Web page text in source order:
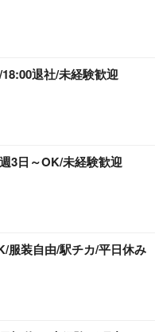
退社/未経験歓迎
3日～OK/未経験歓迎
服装自由/駅チカ/平日休み